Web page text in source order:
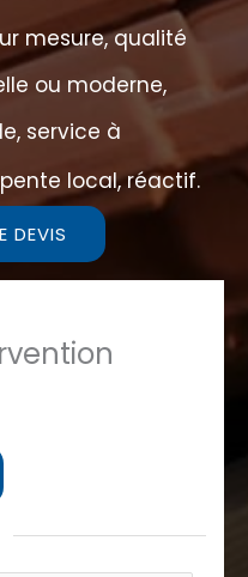
mesure, qualité
ou moderne,
service à
local, réactif.
DEVIS